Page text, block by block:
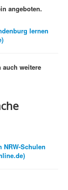
angeboten.
lernen
)
weitere
Schulen